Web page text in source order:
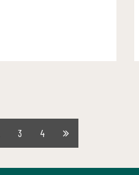
3 4
Utolsó